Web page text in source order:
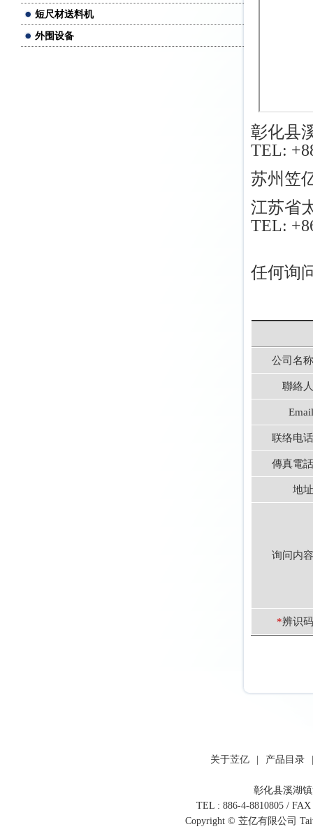
彰化县
TEL:
苏州笠
江苏省
TEL:
任何询
公司名
聯絡
联络电
傳真電
地
询问内
*辨识
短尺材送料机
外围设备
关于苙亿 | 产品目录 |
彰化县溪湖
TEL : 886-4-8810805 /
Copyright © 苙亿有限公司